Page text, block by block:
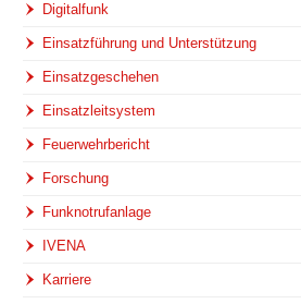
Digitalfunk
Einsatzführung und Unterstützung
Einsatzgeschehen
Einsatzleitsystem
Feuerwehrbericht
Forschung
Funknotrufanlage
IVENA
Karriere